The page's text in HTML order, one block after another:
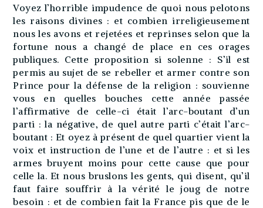
Voyez l’horrible impudence de quoi nous pelotons
les raisons divines : et combien irreligieusement
nous les avons et rejetées et reprinses selon que la
fortune nous a changé de place en ces orages
publiques. Cette proposition si solenne : S’il est
permis au sujet de se rebeller et armer contre son
Prince pour la défense de la religion : souvienne
vous en quelles bouches cette année passée
l’affirmative de celle-ci était l’arc-boutant d’un
parti : la négative, de quel autre parti c’était l’arc-
boutant : Et oyez à présent de quel quartier vient la
voix et instruction de l’une et de l’autre : et si les
armes bruyent moins pour cette cause que pour
celle la. Et nous bruslons les gents, qui disent, qu’il
faut faire souffrir à la vérité le joug de notre
besoin : et de combien fait la France pis que de le